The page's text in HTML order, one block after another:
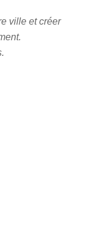
ville et créer